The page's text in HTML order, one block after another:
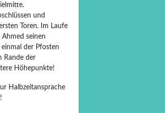
und
Toren. Im Laufe
seinen
der Pfosten
Rande der
Höhepunkte!
Halbzeitansprache